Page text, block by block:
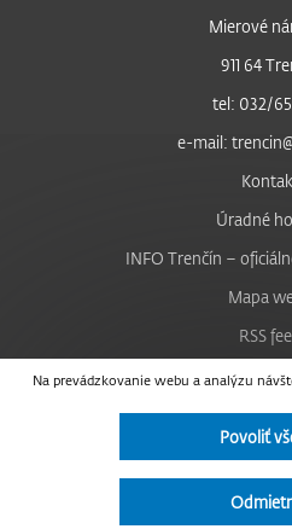
Na prevádzkovanie webu a analýzu
Povoliť
Mierové
911 64
tel: 032/
e-mail:
Úradné
INFO Trenčín –
Mapa
RSS
Nastavenie